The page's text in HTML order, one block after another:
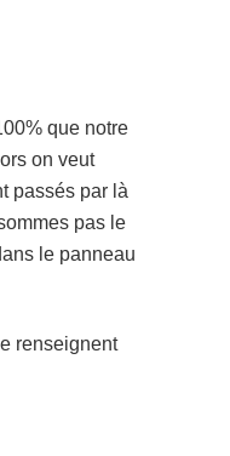
que notre
on veut
passés par là
pas le
le panneau
renseignent